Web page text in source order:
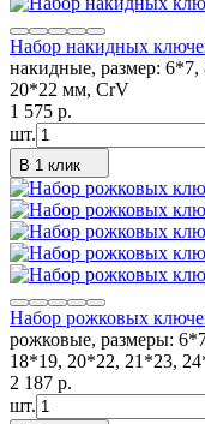
Набор накидных
накидные, размер:
20*22 мм, CrV
1 575 p.
шт.
В 1 клик
Набор рожковых
рожковые, размеры:
18*19, 20*22, 21*23,
2 187 p.
шт.